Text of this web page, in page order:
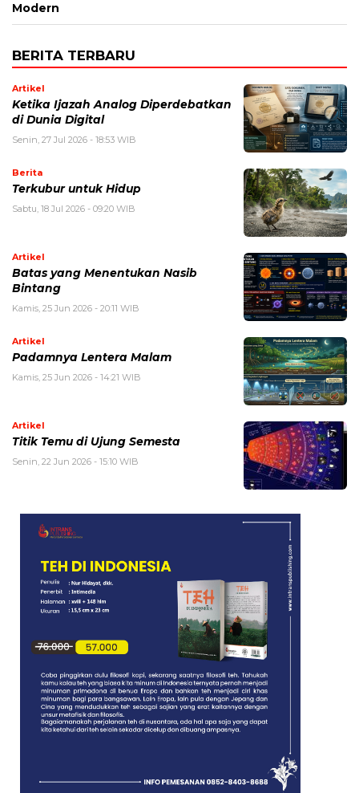
Modern
BERITA TERBARU
Artikel
Ketika Ijazah Analog Diperdebatkan
di Dunia Digital
Senin, 27 Jul 2026 - 18:53 WIB
Berita
Terkubur untuk Hidup
Sabtu, 18 Jul 2026 - 09:20 WIB
Artikel
Batas yang Menentukan Nasib
Bintang
Kamis, 25 Jun 2026 - 20:11 WIB
Artikel
Padamnya Lentera Malam
Kamis, 25 Jun 2026 - 14:21 WIB
Artikel
Titik Temu di Ujung Semesta
Senin, 22 Jun 2026 - 15:10 WIB